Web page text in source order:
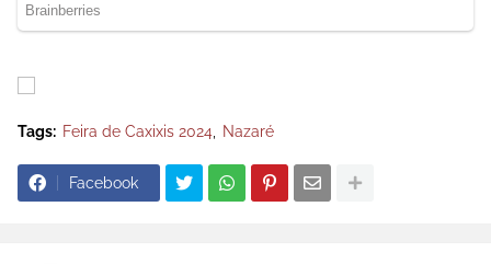
Tags: Feira de Caxixis 2024 Nazaré
Facebook